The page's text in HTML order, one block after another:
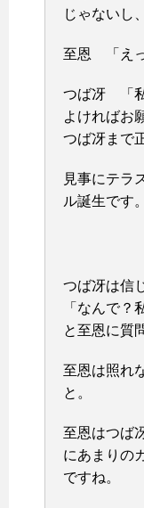
じゃないし
至恩 「えっ
つば冴 「
よければお
つば冴まで
見事にテラ
ル誕生です。
つば冴は信
「なんで？
と至恩に質
至恩は照れ
と。
至恩はつば
にあまりの
ですね。